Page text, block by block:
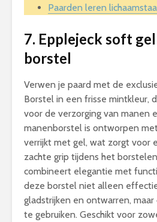
Paarden leren
7. Epplejeck soft
borstel
Verwen je paard met de
Borstel in een frisse mintkleur,
voor de verzorging van manen
manenborstel is ontworpen
verrijkt met gel, wat zorgt voor
zachte grip tijdens het
combineert elegantie met
deze borstel niet alleen
gladstrijken en ontwarren,
te gebruiken. Geschikt voor